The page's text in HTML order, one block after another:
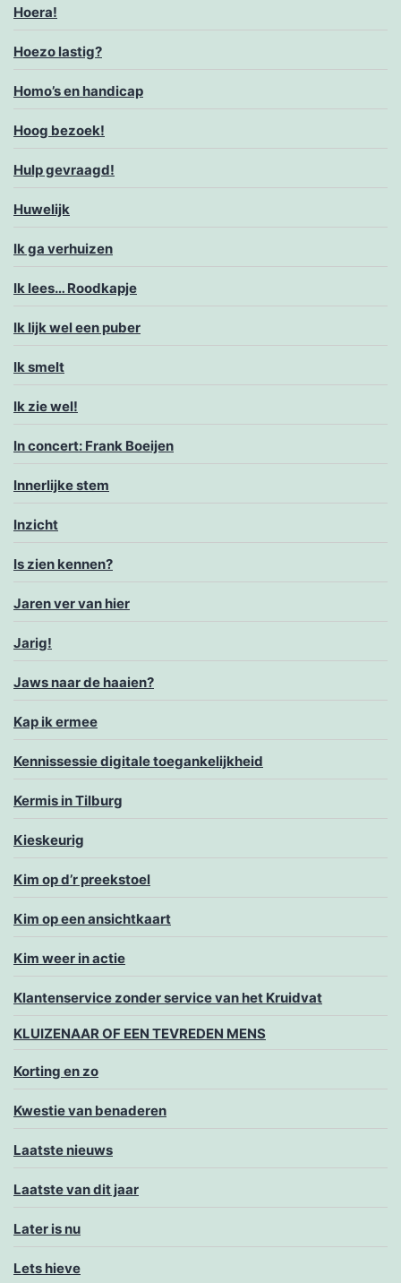
Hoera!
Hoezo lastig?
Homo’s en handicap
Hoog bezoek!
Hulp gevraagd!
Huwelijk
Ik ga verhuizen
Ik lees… Roodkapje
Ik lijk wel een puber
Ik smelt
Ik zie wel!
In concert: Frank Boeijen
Innerlijke stem
Inzicht
Is zien kennen?
Jaren ver van hier
Jarig!
Jaws naar de haaien?
Kap ik ermee
Kennissessie digitale toegankelijkheid
Kermis in Tilburg
Kieskeurig
Kim op d’r preekstoel
Kim op een ansichtkaart
Kim weer in actie
Klantenservice zonder service van het Kruidvat
KLUIZENAAR OF EEN TEVREDEN MENS
Korting en zo
Kwestie van benaderen
Laatste nieuws
Laatste van dit jaar
Later is nu
Lets hieve